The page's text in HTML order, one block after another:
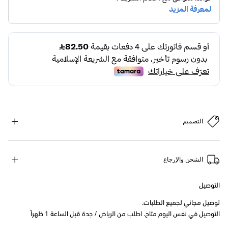
التصميم
الشحن والإرجاع
التوصيل
توصيل مجاني لجميع الطلبات.
التوصيل في نفس اليوم متاح. اطلب من الرياض / جدة قبل الساعة 1 ظهراً